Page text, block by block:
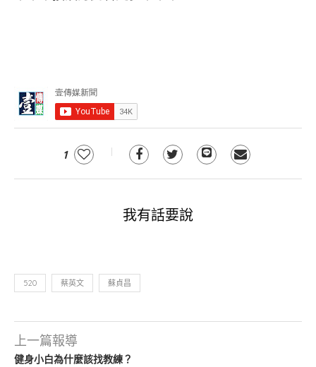
1
我有話要說
520 蔡英文 蘇貞昌
上一篇報導
健身小白為什麼該找教練？